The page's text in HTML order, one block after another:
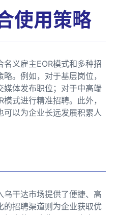
使用策略
义雇主EOR模式和多种招
。例如，对于基层岗位，
媒体发布职位；对于中高端
式进行精准招聘。此外，
以为企业长远发展积累人
乌干达市场提供了便捷、高
的招聘渠道则为企业获取优